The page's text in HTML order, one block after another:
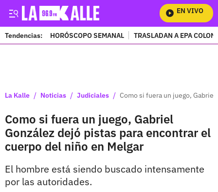
EN VIVO
Mira
Tendencias: HORÓSCOPO SEMANAL TRASLADAN A EPA
La Kalle / Noticias / Judiciales / Como si fuera un juego,
Como si fuera un juego, Gabriel
González dejó pistas para encontrar el
cuerpo del niño en Melgar
El hombre está siendo buscado intensamente
por las autoridades.